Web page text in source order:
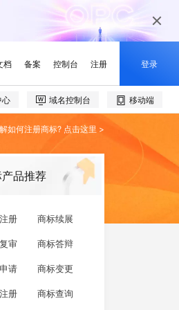
如何注册商标? 点击这里 >
品推荐
册 商标续展
审 商标答辩
请 商标变更
册 商标查询